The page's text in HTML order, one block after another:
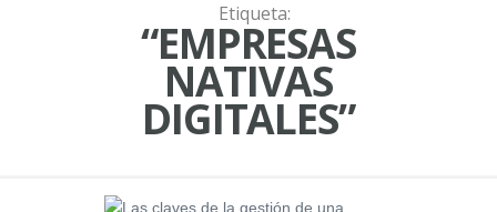
Etiqueta:
“EMPRESAS
NATIVAS
DIGITALES”